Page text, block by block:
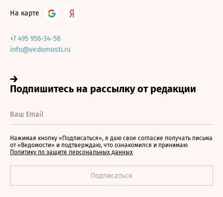
На карте
+7 495 956-34-58
info@vedomosti.ru
Нажимая кнопку «Подписаться», я даю свое согласие получать письма
от «Ведомости» и подтверждаю, что ознакомился и принимаю
Политику по защите персональных данных